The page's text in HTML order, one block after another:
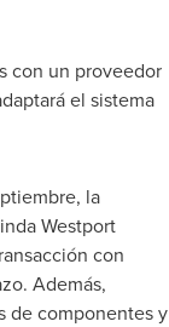
con un proveedor
el sistema
la
Westport
con
Además,
de componentes y